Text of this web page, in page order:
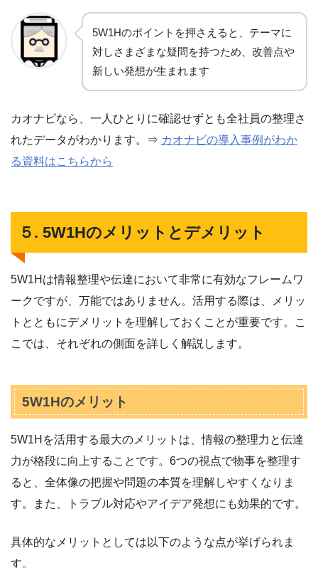
5W1Hのポイントを押さえると、テーマに
対しさまざまな疑問を持つため、改善点や
新しい発想が生まれます
カオナビなら、一人ひとりに確認せずとも全社員の整理さ
れたデータがわかります。⇒ カオナビの導入事例がわか
る資料はこちらから
５. 5W1Hのメリットとデメリット
5W1Hは情報整理や伝達において非常に有効なフレームワ
ークですが、万能ではありません。活用する際は、メリッ
トとともにデメリットを理解しておくことが重要です。こ
こでは、それぞれの側面を詳しく解説します。
5W1Hのメリット
5W1Hを活用する最大のメリットは、情報の整理力と伝達
力が格段に向上することです。6つの視点で物事を整理す
ると、全体像の把握や問題の本質を理解しやすくなりま
す。また、トラブル対応やアイデア発想にも効果的です。
具体的なメリットとしては以下のような点が挙げられま
す。